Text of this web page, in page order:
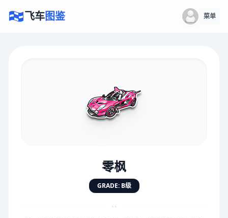
飞车图鉴 菜单
零枫
GRADE: B级
“
★★★★★★